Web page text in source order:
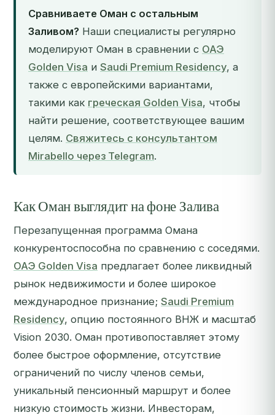
Сравниваете Оман с остальным
Заливом? Наши специалисты регулярно
моделируют Оман в сравнении с ОАЭ
Golden Visa и Saudi Premium Residency, а
также с европейскими вариантами,
такими как греческая Golden Visa, чтобы
найти решение, соответствующее вашим
целям. Свяжитесь с консультантом
Mirabello через Telegram.
Как Оман выглядит на фоне Залива
Перезапущенная программа Омана
конкурентоспособна по сравнению с соседями.
ОАЭ Golden Visa предлагает более ликвидный
рынок недвижимости и более широкое
международное признание; Saudi Premium
Residency, опцию постоянного ВНЖ и масштаб
Vision 2030. Оман противопоставляет этому
более быстрое оформление, отсутствие
ограничений по числу членов семьи,
уникальный пенсионный маршрут и более
низкую стоимость жизни. Инвесторам,